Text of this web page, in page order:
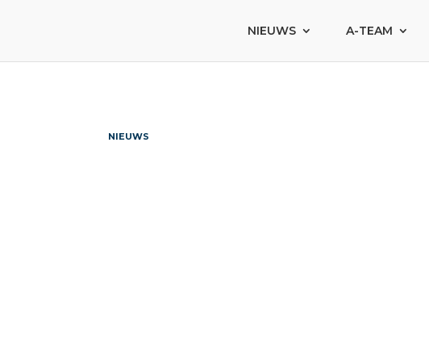
NIEUWS A-TEAM
NIEUWS